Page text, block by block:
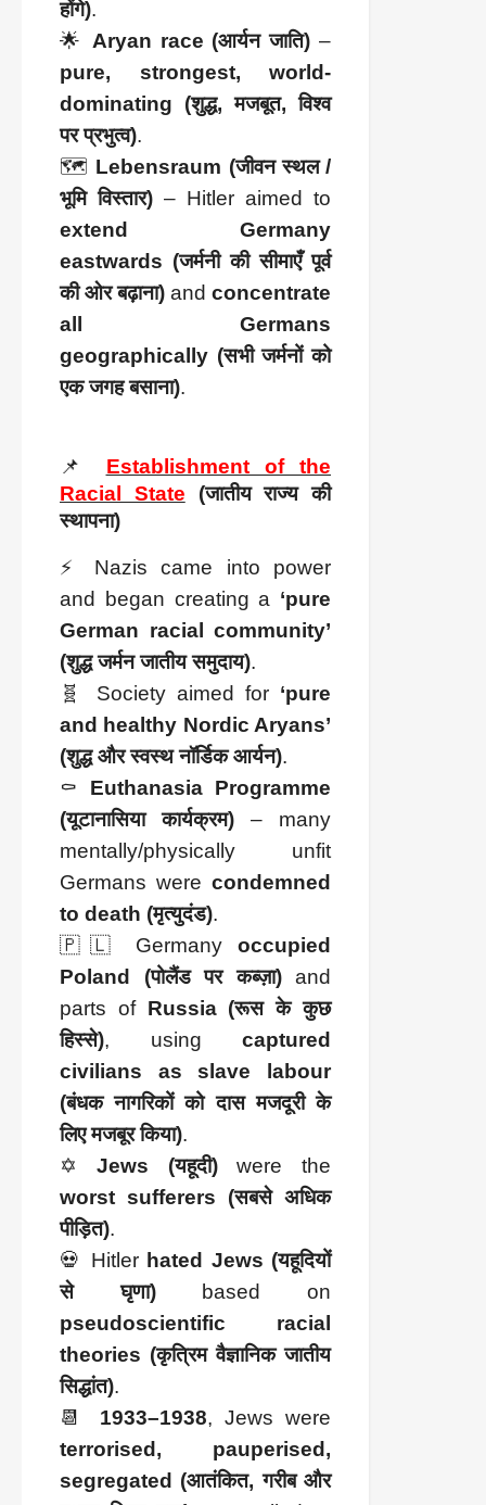
होंगे).
🌟 Aryan race (आर्यन जाति) –
pure, strongest, world-
dominating (शुद्ध, मजबूत, विश्व
पर प्रभुत्व).
🗺️ Lebensraum (जीवन स्थल /
भूमि विस्तार) – Hitler aimed to
extend Germany
eastwards (जर्मनी की सीमाएँ पूर्व
की ओर बढ़ाना) and concentrate
all Germans
geographically (सभी जर्मनों को
एक जगह बसाना).
📌 Establishment of the
Racial State (जातीय राज्य की
स्थापना)
⚡ Nazis came into power
and began creating a ‘pure
German racial community’
(शुद्ध जर्मन जातीय समुदाय).
🧬 Society aimed for ‘pure
and healthy Nordic Aryans’
(शुद्ध और स्वस्थ नॉर्डिक आर्यन).
⚰️ Euthanasia Programme
(यूटानासिया कार्यक्रम) – many
mentally/physically unfit
Germans were condemned
to death (मृत्युदंड).
🇵🇱 Germany occupied
Poland (पोलैंड पर कब्ज़ा)and
parts of Russia (रूस के कुछ
हिस्से), using captured
civilians as slave labour
(बंधक नागरिकों को दास मजदूरी के
लिए मजबूर किया).
✡️ Jews (यहूदी)were the
worst sufferers (सबसे अधिक
पीड़ित).
💀 Hitler hated Jews (यहूदियों
से घृणा)based on
pseudoscientific racial
theories (कृत्रिम वैज्ञानिक जातीय
सिद्धांत).
📆 1933–1938, Jews were
terrorised, pauperised,
segregated (आतंकित, गरीब और